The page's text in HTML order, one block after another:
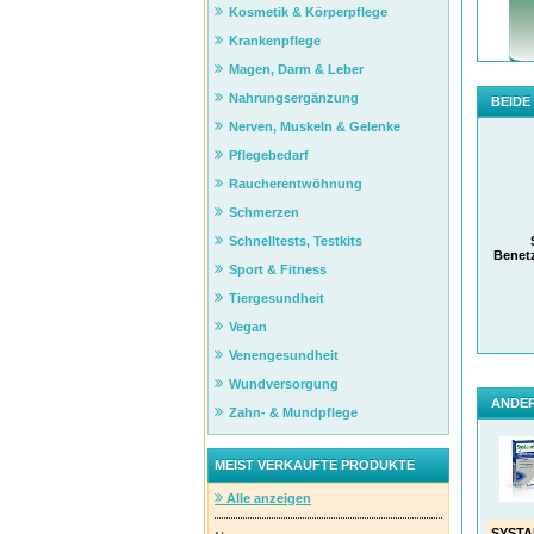
In
Kosmetik & Körperpflege
Krankenpflege
Magen, Darm & Leber
Nahrungsergänzung
Nerven, Muskeln & Gelenke
Pflegebedarf
Raucherentwöhnung
Schmerzen
Schnelltests, Testkits
Sport & Fitness
Tiergesundheit
Vegan
Venengesundheit
Wundversorgung
Zahn- & Mundpflege
MEIST VERKAUFTE PRODUKTE
Alle anzeigen